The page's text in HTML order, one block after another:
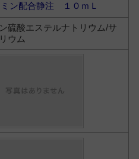
ン配合静注 １０ｍＬ
硫酸エステルナトリウム/サ
ウム